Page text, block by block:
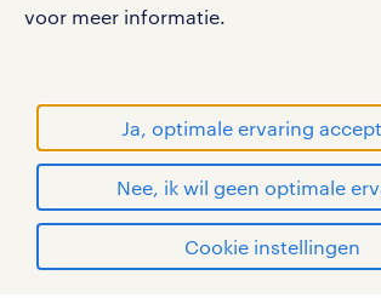
voor meer informatie.
Ja, optimale ervaring
Nee, ik wil geen optimale
Cookie instellingen
handelsmerken van Randstad N.V.
© Randstad 2026